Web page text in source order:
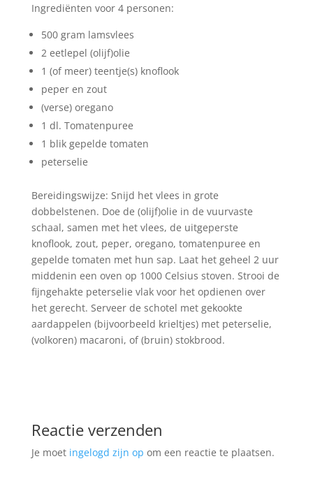
Ingrediënten voor 4 personen:
500 gram lamsvlees
2 eetlepel (olijf)olie
1 (of meer) teentje(s) knoflook
peper en zout
(verse) oregano
1 dl. Tomatenpuree
1 blik gepelde tomaten
peterselie
Bereidingswijze: Snijd het vlees in grote
dobbelstenen. Doe de (olijf)olie in de vuurvaste
schaal, samen met het vlees, de uitgeperste
knoflook, zout, peper, oregano, tomatenpuree en
gepelde tomaten met hun sap. Laat het geheel 2 uur
middenin een oven op 1000 Celsius stoven. Strooi de
fijngehakte peterselie vlak voor het opdienen over
het gerecht. Serveer de schotel met gekookte
aardappelen (bijvoorbeeld krieltjes) met peterselie,
(volkoren) macaroni, of (bruin) stokbrood.
Reactie verzenden
Je moet ingelogd zijn op om een reactie te plaatsen.